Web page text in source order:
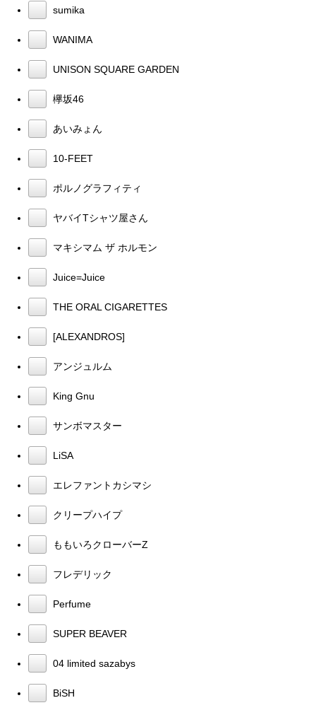
sumika
WANIMA
UNISON SQUARE GARDEN
欅坂46
あいみょん
10-FEET
ポルノグラフィティ
ヤバイTシャツ屋さん
マキシマム ザ ホルモン
Juice=Juice
THE ORAL CIGARETTES
[ALEXANDROS]
アンジュルム
King Gnu
サンボマスター
LiSA
エレファントカシマシ
クリープハイプ
ももいろクローバーZ
フレデリック
Perfume
SUPER BEAVER
04 limited sazabys
BiSH